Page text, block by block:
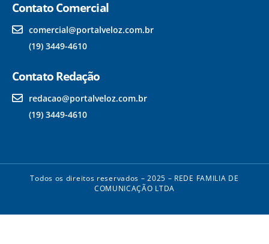
Contato Comercial
comercial@portalveloz.com.br
(19) 3449-4610
Contato Redação
redacao@portalveloz.com.br
(19) 3449-4610
Todos os direitos reservados – 2025 – REDE FAMILIA DE
COMUNICAÇÃO LTDA